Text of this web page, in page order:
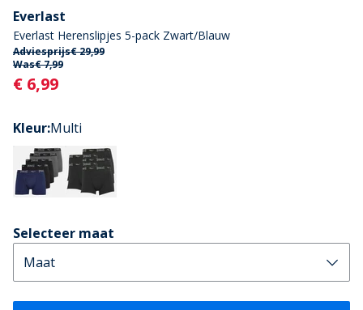
Everlast
Everlast Herenslipjes 5-pack Zwart/Blauw
Adviesprijs€ 29,99
Was€ 7,99
Current
€ 6,99
Kleur:Multi
Selecteer maat